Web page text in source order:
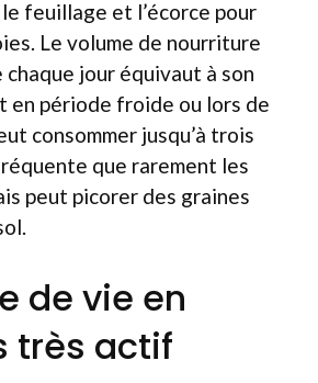
feuillage et l’écorce pour
Le volume de nourriture
chaque jour équivaut à son
en période froide ou lors de
consommer jusqu’à trois
que rarement les
peut picorer des graines
de vie en
très actif